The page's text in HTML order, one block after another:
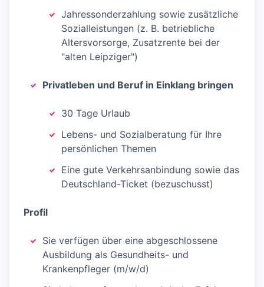
Jahressonderzahlung sowie zusätzliche
Sozialleistungen (z. B. betriebliche
Altersvorsorge, Zusatzrente bei der
"alten Leipziger")
Privatleben und Beruf in Einklang bringen
30 Tage Urlaub
Lebens- und Sozialberatung für Ihre
persönlichen Themen
Eine gute Verkehrsanbindung sowie das
Deutschland-Ticket (bezuschusst)
Profil
Sie verfügen über eine abgeschlossene
Ausbildung als Gesundheits- und
Krankenpfleger (m/w/d)